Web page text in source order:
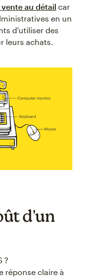
au détail car
en un
d'utiliser des
leurs achats.
d'un
?
réponse claire à